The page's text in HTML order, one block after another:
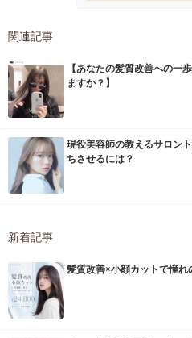
関連記事
【あなたの髪質改善への一
ますか？】
現役美容師の教えるサロン
ちさせるには？
新着記事
髪質改善×小顔カットで憧